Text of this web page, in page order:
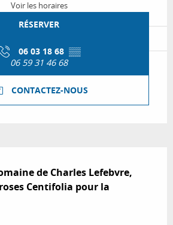
Voir les horaires
RÉSERVER
06 03 18 68 ▒▒
06 59 31 46 68
CONTACTEZ-NOUS
de Charles Lefebvre,
Centifolia pour la